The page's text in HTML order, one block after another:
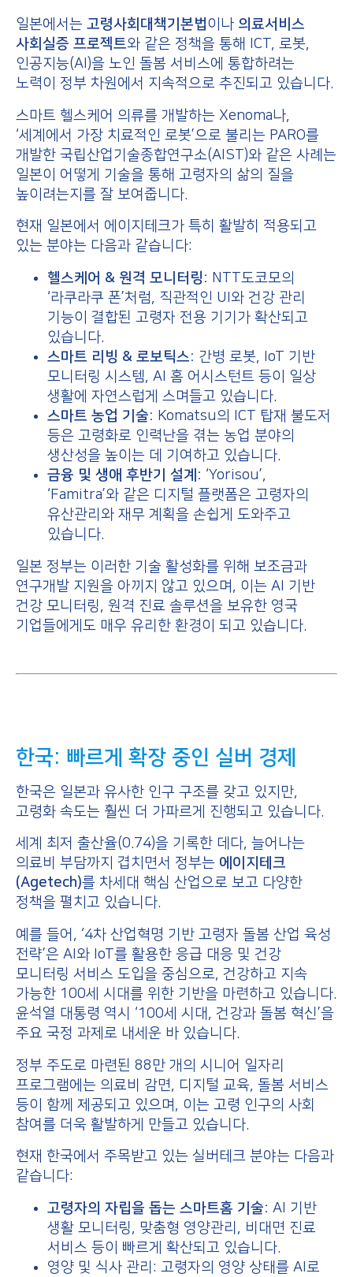
일본에서는 고령사회대책기본법이나 의료서비스
사회실증 프로젝트와 같은 정책을 통해 ICT, 로봇,
인공지능(AI)을 노인 돌봄 서비스에 통합하려는
노력이 정부 차원에서 지속적으로 추진되고 있습니다.
스마트 헬스케어 의류를 개발하는 Xenoma나,
‘세계에서 가장 치료적인 로봇’으로 불리는 PARO를
개발한 국립산업기술종합연구소(AIST)와 같은 사례는
일본이 어떻게 기술을 통해 고령자의 삶의 질을
높이려는지를 잘 보여줍니다.
현재 일본에서 에이지테크가 특히 활발히 적용되고
있는 분야는 다음과 같습니다:
헬스케어 & 원격 모니터링: NTT도코모의
‘라쿠라쿠 폰’처럼, 직관적인 UI와 건강 관리
기능이 결합된 고령자 전용 기기가 확산되고
있습니다.
스마트 리빙 & 로보틱스: 간병 로봇, IoT 기반
모니터링 시스템, AI 홈 어시스턴트 등이 일상
생활에 자연스럽게 스며들고 있습니다.
스마트 농업 기술: Komatsu의 ICT 탑재 불도저
등은 고령화로 인력난을 겪는 농업 분야의
생산성을 높이는 데 기여하고 있습니다.
금융 및 생애 후반기 설계: ‘Yorisou’,
‘Famitra’와 같은 디지털 플랫폼은 고령자의
유산관리와 재무 계획을 손쉽게 도와주고
있습니다.
일본 정부는 이러한 기술 활성화를 위해 보조금과
연구개발 지원을 아끼지 않고 있으며, 이는 AI 기반
건강 모니터링, 원격 진료 솔루션을 보유한 영국
기업들에게도 매우 유리한 환경이 되고 있습니다.
한국: 빠르게 확장 중인 실버 경제
한국은 일본과 유사한 인구 구조를 갖고 있지만,
고령화 속도는 훨씬 더 가파르게 진행되고 있습니다.
세계 최저 출산율(0.74)을 기록한 데다, 늘어나는
의료비 부담까지 겹치면서 정부는 에이지테크
(Agetech)를 차세대 핵심 산업으로 보고 다양한
정책을 펼치고 있습니다.
예를 들어, ‘4차 산업혁명 기반 고령자 돌봄 산업 육성
전략’은 AI와 IoT를 활용한 응급 대응 및 건강
모니터링 서비스 도입을 중심으로, 건강하고 지속
가능한 100세 시대를 위한 기반을 마련하고 있습니다.
윤석열 대통령 역시 ‘100세 시대, 건강과 돌봄 혁신’을
주요 국정 과제로 내세운 바 있습니다.
정부 주도로 마련된 88만 개의 시니어 일자리
프로그램에는 의료비 감면, 디지털 교육, 돌봄 서비스
등이 함께 제공되고 있으며, 이는 고령 인구의 사회
참여를 더욱 활발하게 만들고 있습니다.
현재 한국에서 주목받고 있는 실버테크 분야는 다음과
같습니다:
고령자의 자립을 돕는 스마트홈 기술: AI 기반
생활 모니터링, 맞춤형 영양관리, 비대면 진료
서비스 등이 빠르게 확산되고 있습니다.
영양 및 식사 관리: 고령자의 영양 상태를 AI로